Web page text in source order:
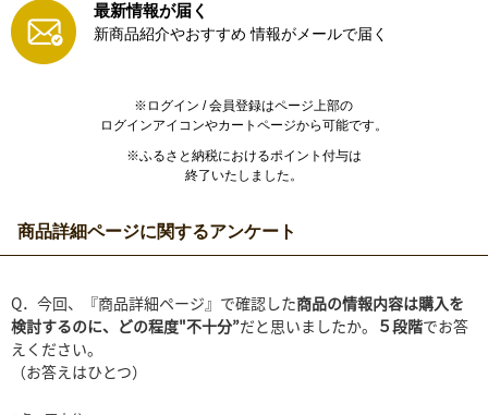
最新情報が届く
新商品紹介やおすすめ 情報がメールで届く
※ログイン / 会員登録はページ上部の
ログインアイコンやカートページから可能です。
※ふるさと納税におけるポイント付与は
終了いたしました。
商品詳細ページに関するアンケート